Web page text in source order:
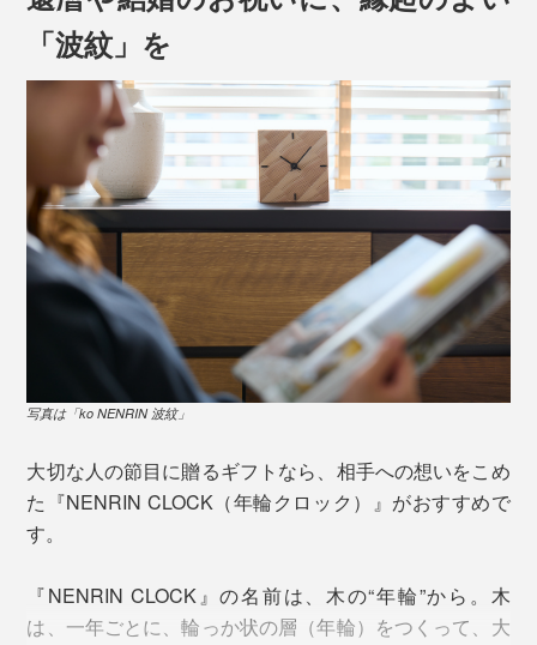
「波紋」を
写真は「ko NENRIN 波紋」
大切な人の節目に贈るギフトなら、相手への想いをこめ
た『NENRIN CLOCK（年輪クロック）』がおすすめで
す。
『NENRIN CLOCK』の名前は、木の“年輪”から。木
は、一年ごとに、輪っか状の層（年輪）をつくって、大